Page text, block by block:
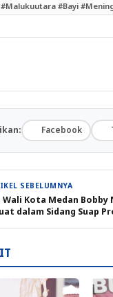
#Bayi
Facebook
SEBELUMNYA
Wali Kota Medan Bobby
dalam Sidang Suap